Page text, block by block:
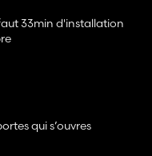
33min d'installation
qui s’ouvres